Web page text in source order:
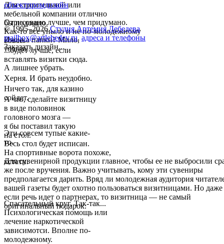
Для строительной или
мебельной компании отлично
бы подошло.
Отрисовано лучше, чем придумано.
Как-то все уныло и не по-молодежному
вовсе.
Иконка папки? Мило,
только...
...будет лучше, если
вставлять визитки сюда.
А лишнее убрать.
Херня. И брать неудобно.
Ничего так, для казино
сойдет.
А что, сделайте визитницу
в виде половинок
головного мозга —
я бы поставил такую
на стол.
Эти совсем тупые какие-
то.
Весь стол будет исписан.
На спортивные ворота похоже,
кстати.
Для сувенирной продукции главное, чтобы ее не выбросили
же после вручения. Важно учитывать, кому эти сувениры
предполагается дарить. Вряд ли молодежная аудитория
вашей газеты будет охотно пользоваться визитницами. Но даже
если речь идет о партнерах, то визитница — не самый
оригинальный подарок.
Спасательный круг. Так-так...
Психологическая помощь или
лечение наркотической
зависимотси. Вполне по-
молодежному.
объектпромдизайн
© 1995–2026 Студия Артемия Лебедева
mailbox@artlebedev.ru, адреса и телефоны
Заказать дизайн...